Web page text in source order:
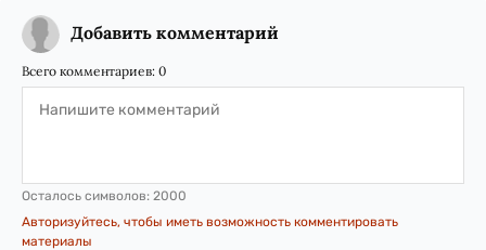
Добавить комментарий
Всего комментариев: 0
Осталось символов: 2000
Авторизуйтесь, чтобы иметь возможность комментировать
материалы